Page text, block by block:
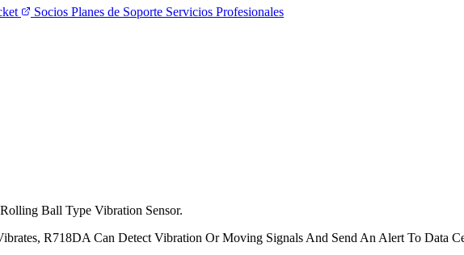
Socios Planes de Soporte Servicios Profesionales
Ball Type Vibration Sensor.
R718DA Can Detect Vibration Or Moving Signals And Send An Alert To Data